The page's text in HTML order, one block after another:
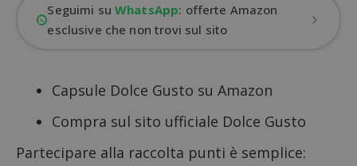
Seguimi suWhatsApp: offerte Amazon
esclusive che non trovi sul sito
Capsule Dolce Gusto su Amazon
Compra sul sito ufficiale Dolce Gusto
Partecipare alla raccolta punti è semplice: